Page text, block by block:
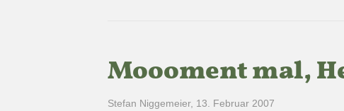
Moooment mal,
Stefan Niggemeier, 13. Februar 2007